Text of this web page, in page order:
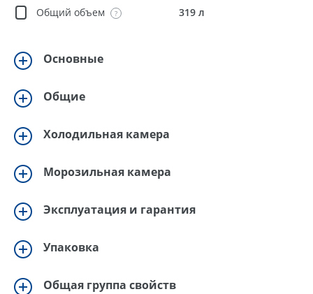
Общий объем
319 л
Основные
Общие
Холодильная камера
Морозильная камера
Эксплуатация и гарантия
Упаковка
Общая группа свойств